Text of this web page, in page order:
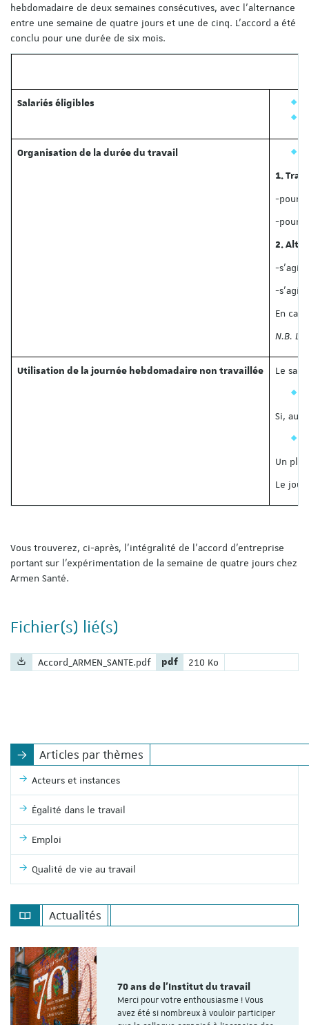
hebdomadaire de deux semaines consécutives, avec l’alternance
entre une semaine de quatre jours et une de cinq. L’accord a été
conclu pour une durée de six mois.
Salariés éligibles
Organisation de la durée du travail
1.
-pour
-pour
2.
-
-
En
N.B.
Utilisation de la journée hebdomadaire non travaillée
Le
Si, au
Un
Le jour
Vous trouverez, ci-après, l’intégralité de l’accord d’entreprise
portant sur l’expérimentation de la semaine de quatre jours chez
Armen Santé.
Fichier(s) lié(s)
Nom du fichier :
Accord_ARMEN_SANTE.pdf Extension du fichier :
pdf Poids du fichier :
210 Ko
Articles par thèmes
Acteurs et instances
Égalité dans le travail
Emploi
Qualité de vie au travail
Actualités
70 ans de l'Institut du travail
Merci pour votre enthousiasme ! Vous
avez été si nombreux à vouloir participer